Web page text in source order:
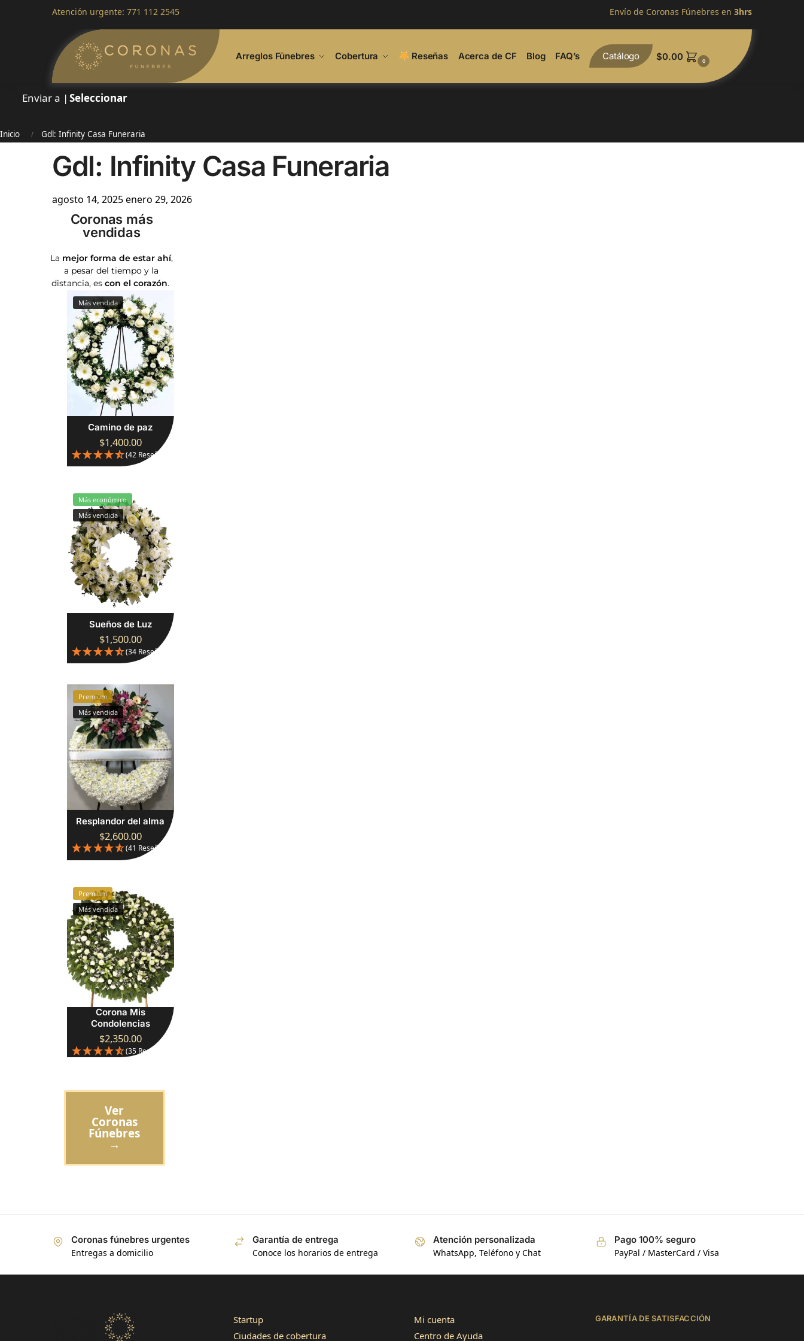
Atención urgente: 771 112 2545 Envío de Coronas Fúnebres en 3hrs
Arreglos Fūnebres Cobertura Reseñas Acerca de CF Blog FAQ’s Catálogo $0.00 0
Enviar a | Seleccionar
Inicio / Gdl: Infinity Casa Funeraria
Gdl: Infinity Casa Funeraria
agosto 14, 2025enero 29, 2026
Coronas más
vendidas
La mejor forma de estar ahí,
a pesar del tiempo y la
distancia, es con el corazón.
Más vendida
Camino de paz
$1,400.00
(42 Reseñas)
Más económico
Más vendida
Sueños de Luz
$1,500.00
(34 Reseñas)
Premium
Más vendida
Resplandor del alma
$2,600.00
(41 Reseñas)
Premium
Más vendida
Corona Mis
Condolencias
$2,350.00
(35 Reseñas)
Ver
Coronas
Fúnebres
→
Coronas fúnebres urgentes
Entregas a domicilio
Garantía de entrega
Conoce los horarios de entrega
Atención personalizada
WhatsApp, Teléfono y Chat
Pago 100% seguro
PayPal / MasterCard / Visa
Startup
Ciudades de cobertura
Mi cuenta
Centro de Ayuda
GARANTÍA DE SATISFACCIÓN